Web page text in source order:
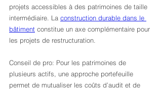
projets accessibles à des patrimoines de taille
intermédiaire. La construction durable dans le
bâtiment constitue un axe complémentaire pour
les projets de restructuration.
Conseil de pro: Pour les patrimoines de
plusieurs actifs, une approche portefeuille
permet de mutualiser les coûts d’audit et de